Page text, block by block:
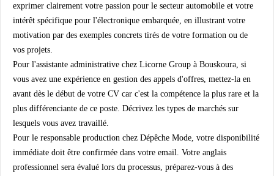
exprimer clairement votre passion pour le secteur automobile et votre
intérêt spécifique pour l'électronique embarquée, en illustrant votre
motivation par des exemples concrets tirés de votre formation ou de
vos projets.
Pour l'assistante administrative chez Licorne Group à Bouskoura, si
vous avez une expérience en gestion des appels d'offres, mettez-la en
avant dès le début de votre CV car c'est la compétence la plus rare et la
plus différenciante de ce poste. Décrivez les types de marchés sur
lesquels vous avez travaillé.
Pour le responsable production chez Dépêche Mode, votre disponibilité
immédiate doit être confirmée dans votre email. Votre anglais
professionnel sera évalué lors du processus, préparez-vous à des